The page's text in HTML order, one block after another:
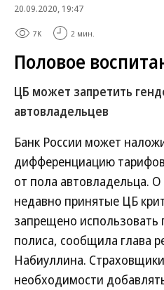
20.09.2020, 19:47
7K 2 мин.
Половое
ЦБ может запретить
автовладельцев
Банк России может
дифференциацию
от пола автовладельца.
недавно принятые ЦБ
запрещено использовать
полиса, сообщила глава
Набиуллина.
необходимости